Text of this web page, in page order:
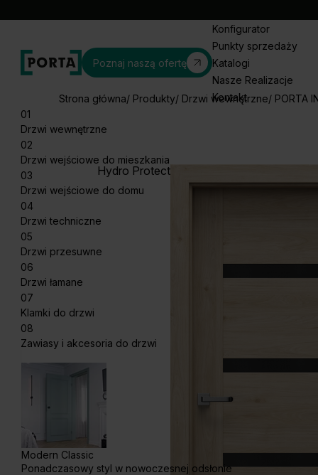
Poznaj naszą ofertę
Konfigurator
Punkty sprzedaży
Katalogi
Nasze Realizacje
Kontakt
01
Drzwi wewnętrzne
02
Drzwi wejściowe do mieszkania
03
Drzwi wejściowe do domu
04
Drzwi techniczne
05
Drzwi przesuwne
06
Drzwi łamane
07
Klamki do drzwi
08
Zawiasy i akcesoria do drzwi
Modern Classic
Ponadczasowy styl w nowoczesnej odsłonie
Strona główna Produkty Drzwi wewnętrzne PORTA
Hydro Protect